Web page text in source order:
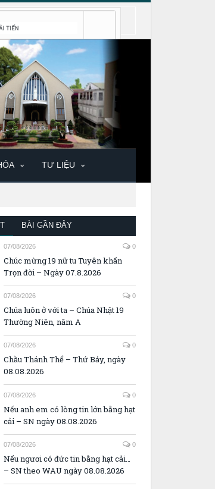
TƯ LIỆU
BÀI GẦN ĐÂY
07/08/2026 0
Chúc mừng 19 nữ tu Tuyên khấn
Trọn đời – Ngày 07.8.2026
07/08/2026 0
Chúa luôn ở với ta – Chúa Nhật 19
Thường Niên, năm A
07/08/2026 0
Chầu Thánh Thể – Thứ Bảy, ngày
08.08.2026
07/08/2026 0
Nếu anh em có lòng tin lớn bằng hạt
cải – SN ngày 08.08.2026
07/08/2026 0
Nếu ngươi có đức tin bằng hạt cải…
– SN theo WAU ngày 08.08.2026